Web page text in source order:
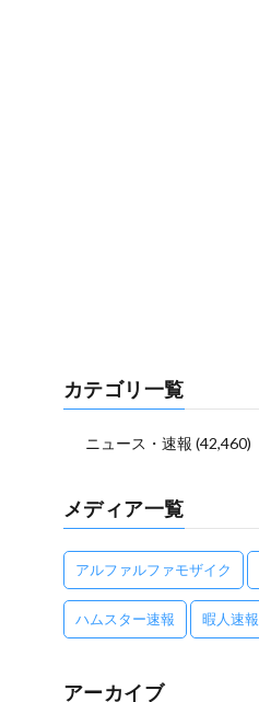
カテゴリ一覧
ニュース・速報 (42,460)
メディア一覧
アルファルファモザイク
ハムスター速報 暇人速報
アーカイブ